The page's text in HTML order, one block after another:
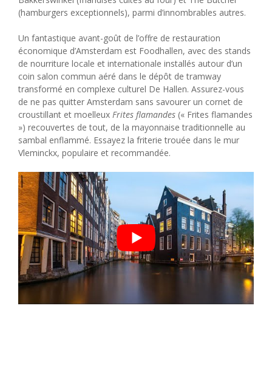
(hamburgers exceptionnels), parmi d’innombrables autres.
Un fantastique avant-goût de l’offre de restauration
économique d’Amsterdam est Foodhallen, avec des stands
de nourriture locale et internationale installés autour d’un
coin salon commun aéré dans le dépôt de tramway
transformé en complexe culturel De Hallen. Assurez-vous
de ne pas quitter Amsterdam sans savourer un cornet de
croustillant et moelleux Frites flamandes (« Frites flamandes
») recouvertes de tout, de la mayonnaise traditionnelle au
sambal enflammé. Essayez la friterie trouée dans le mur
Vleminckx, populaire et recommandée.